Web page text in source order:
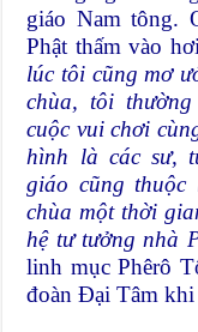
giáo Nam tông.
Phật thấm vào
lúc tôi cũng mơ
chùa, tôi
cuộc vui chơi
hình là các sư,
giáo cũng
chùa một thời
hệ tư tưởng nhà
linh mục Phêrô
đoàn Đại Tâm